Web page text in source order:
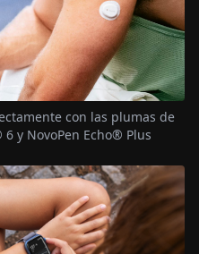
con las plumas de
y NovoPen Echo® Plus